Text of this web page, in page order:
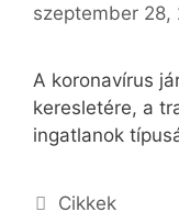
szeptember 28,
A koronavírus
keresletére, a
ingatlanok
Kategória
Cikkek